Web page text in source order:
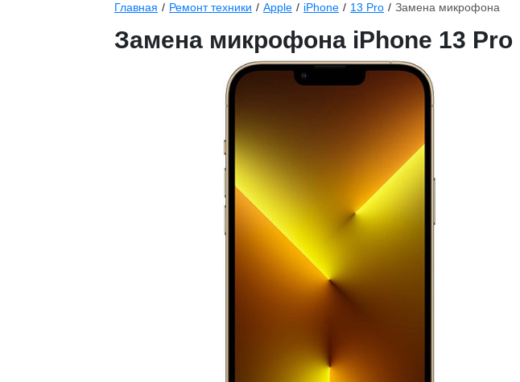
Главная / Ремонт техники / Apple / iPhone / 13 Pro / Замена микрофона
Замена микрофона iPhone 13 Pro